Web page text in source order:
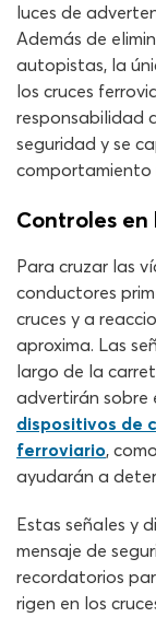
luces de
Además de
autopistas, la
los cruces
responsabilidad
seguridad y se
comportamiento
Controles en
Para cruzar las
conductores
cruces y a
aproxima. Las
largo de la
advertirán sobre
dispositivos de
ferroviario,
ayudarán a
Estas señales y
mensaje de
recordatorios
rigen en los